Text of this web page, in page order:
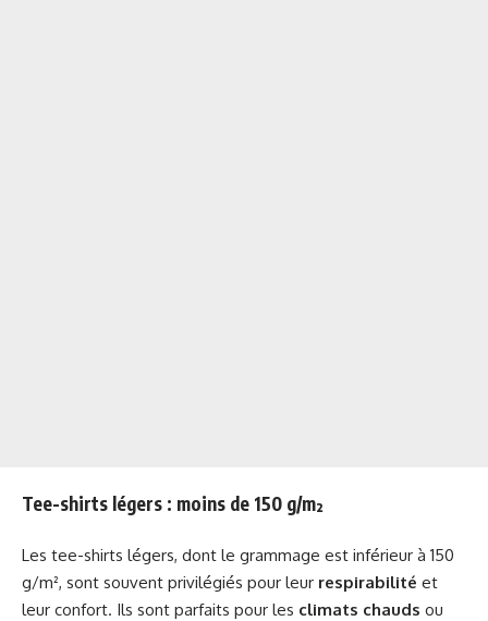
Tee-shirts légers : moins de 150 g/m²
Les tee-shirts légers, dont le grammage est inférieur à 150
g/m², sont souvent privilégiés pour leur respirabilité et
leur confort. Ils sont parfaits pour les climats chauds ou